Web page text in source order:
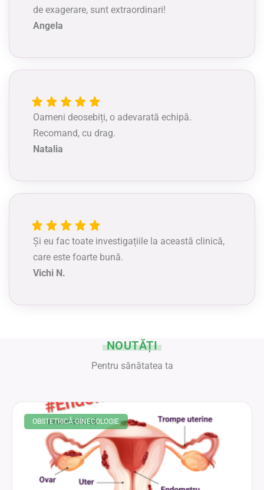
de exagerare, sunt extraordinari!
Angela
Oameni deosebiți, o adevarată echipă.
Recomand, cu drag.
Natalia
Și eu fac toate investigațiile la această clinică,
care este foarte bună.
Vichi N.
NOUTĂȚI
Pentru sănătatea ta
OBSTETRICĂ-GINECOLOGIE